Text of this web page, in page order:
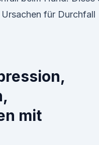
für Durchfall
mit